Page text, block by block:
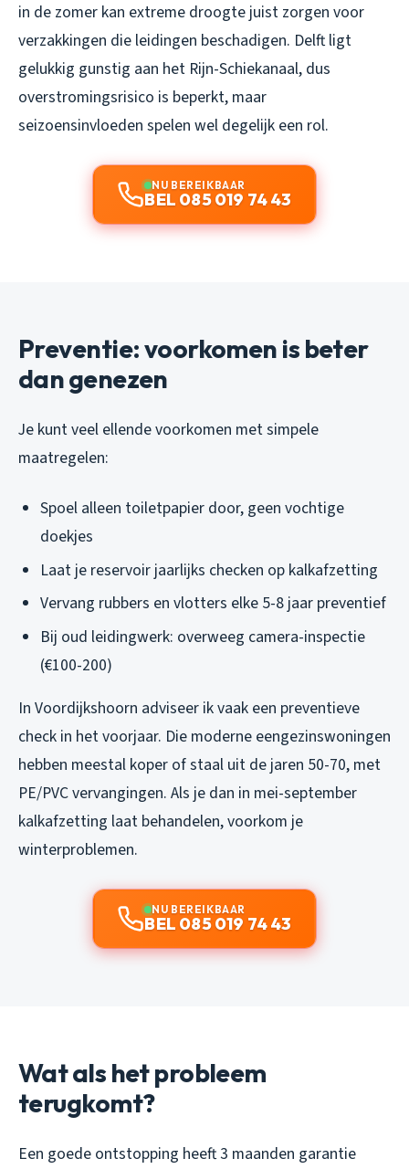
in de zomer kan extreme droogte juist zorgen voor
verzakkingen die leidingen beschadigen. Delft ligt
gelukkig gunstig aan het Rijn-Schiekanaal, dus
overstromingsrisico is beperkt, maar
seizoensinvloeden spelen wel degelijk een rol.
NU BEREIKBAAR
BEL 085 019 74 43
Preventie: voorkomen is beter
dan genezen
Je kunt veel ellende voorkomen met simpele
maatregelen:
Spoel alleen toiletpapier door, geen vochtige
doekjes
Laat je reservoir jaarlijks checken op kalkafzetting
Vervang rubbers en vlotters elke 5-8 jaar preventief
Bij oud leidingwerk: overweeg camera-inspectie
(€100-200)
In Voordijkshoorn adviseer ik vaak een preventieve
check in het voorjaar. Die moderne eengezinswoningen
hebben meestal koper of staal uit de jaren 50-70, met
PE/PVC vervangingen. Als je dan in mei-september
kalkafzetting laat behandelen, voorkom je
winterproblemen.
NU BEREIKBAAR
BEL 085 019 74 43
Wat als het probleem
terugkomt?
Een goede ontstopping heeft 3 maanden garantie